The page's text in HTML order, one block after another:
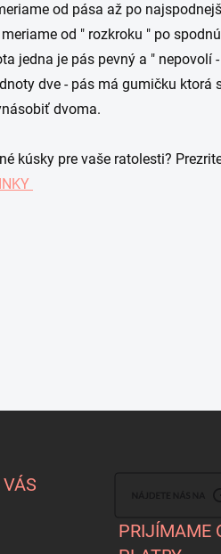
od pása až po
od " rozkroku " po
jedna je pás pevný a "
má gumičku ktorá sa
dvoma.
kúsky pre vaše ratolesti?
PRIJÍMAME